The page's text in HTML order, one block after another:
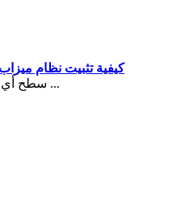
كيفية تثبيت نظام
سطح أي منزل هو مكان تجمع لكمية كبيرة من الأمطار ، لذا فإن ...